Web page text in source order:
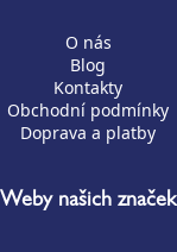
O nás
Blog
Kontakty
Obchodní podmínky
Doprava a platby
Weby našich značek